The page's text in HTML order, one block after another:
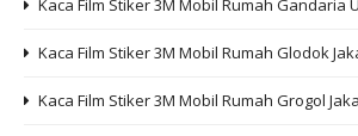
Kaca Film Stiker 3M Mobil Rumah Gandaria
Kaca Film Stiker 3M Mobil Rumah Glodok
Kaca Film Stiker 3M Mobil Rumah Grogol